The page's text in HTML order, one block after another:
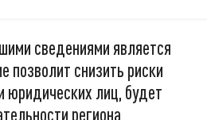
сведениями является
позволит снизить риски
юридических лиц, будет
региона,